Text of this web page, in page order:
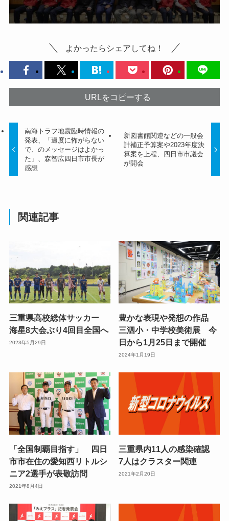
よかったらシェアしてね！
URLをコピーする
南海トラフ地震臨時情報の
発表、「過度に怖がらない
で、のメッセージはよかっ
た」、森智広四日市市長が
感想
新図書館関連などの一般会
計補正予算案や2023年度決
算案を上程、四日市市議会
が開会
関連記事
三重県高校総体サッカー
海星8大会ぶり4回目全国へ
2023年5月29日
豊かな表現や発想の作品
三泗小・中学校美術展 今
日から1月25日まで開催
2024年1月19日
「全国制覇目指す」 四日
市市在住の愛知西リトルシ
ニア2選手が表敬訪問
2021年8月4日
三重県内11人の感染確認
7人はクラスター関連
2021年2月20日